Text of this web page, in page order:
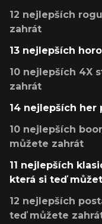
12 nejlepších
zahrát
13 nejlepších
10 nejlepších 4X
zahrát
14 nejlepších her
10 nejlepších
můžete zahrát
11 nejlepších
která si teď
12 nejlepších
teď můžete